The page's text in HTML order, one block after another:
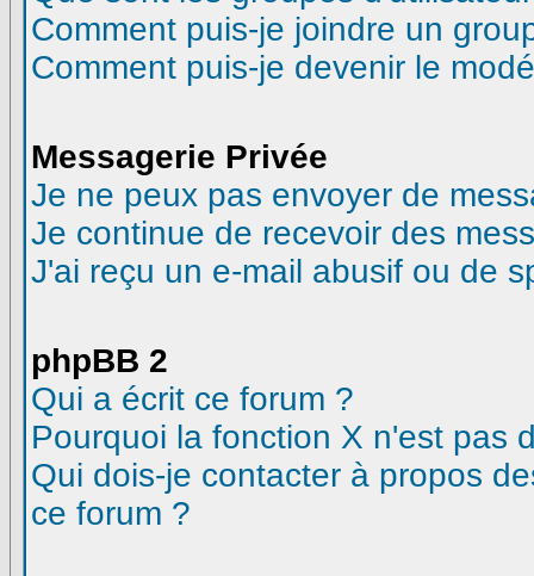
Comment puis-je joindre un
Comment puis-je devenir le
Messagerie Privée
Je ne peux pas envoyer de
Je continue de recevoir des
J'ai reçu un e-mail abusif ou de
phpBB 2
Qui a écrit ce forum ?
Pourquoi la fonction X n'est pas
Qui dois-je contacter à propos
ce forum ?